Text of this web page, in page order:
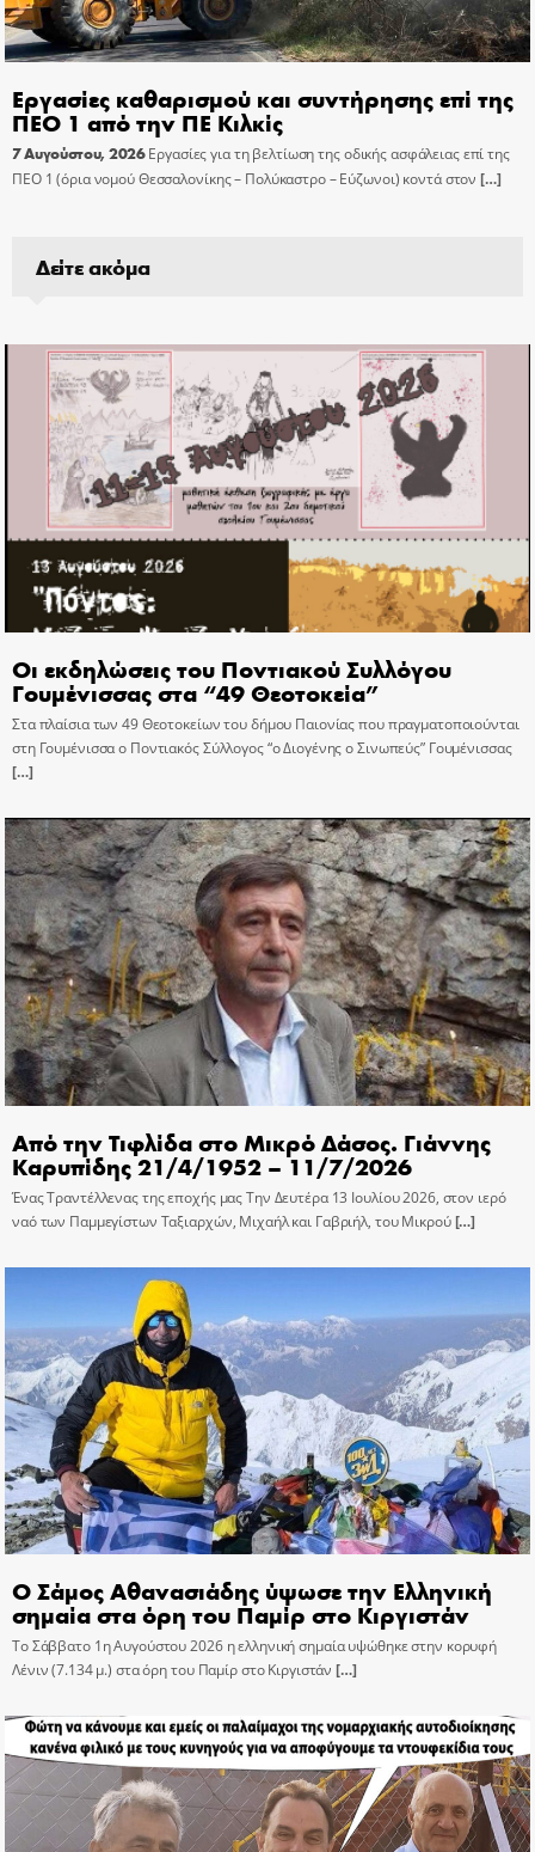
Εργασίες καθαρισμού και συντήρησης επί της
ΠΕΟ 1 από την ΠΕ Κιλκίς
7 Αυγούστου, 2026 Εργασίες για τη βελτίωση της οδικής ασφάλειας επί της
ΠΕΟ 1 (όρια νομού Θεσσαλονίκης – Πολύκαστρο – Εύζωνοι) κοντά στον […]
Δείτε ακόμα
Οι εκδηλώσεις του Ποντιακού Συλλόγου
Γουμένισσας στα “49 Θεοτοκεία”
Στα πλαίσια των 49 Θεοτοκείων του δήμου Παιονίας που πραγματοποιούνται
στη Γουμένισσα ο Ποντιακός Σύλλογος “ο Διογένης ο Σινωπεύς” Γουμένισσας
[…]
Από την Τιφλίδα στο Μικρό Δάσος. Γιάννης
Καρυπίδης 21/4/1952 – 11/7/2026
Ένας Τραντέλλενας της εποχής μας Την Δευτέρα 13 Ιουλίου 2026, στον ιερό
ναό των Παμμεγίστων Ταξιαρχών, Μιχαήλ και Γαβριήλ, του Μικρού[…]
Ο Σάμος Αθανασιάδης ύψωσε την Ελληνική
σημαία στα όρη του Παμίρ στο Κιργιστάν
Το Σάββατο 1η Αυγούστου 2026 η ελληνική σημαία υψώθηκε στην κορυφή
Λένιν (7.134 μ.) στα όρη του Παμίρ στο Κιργιστάν […]